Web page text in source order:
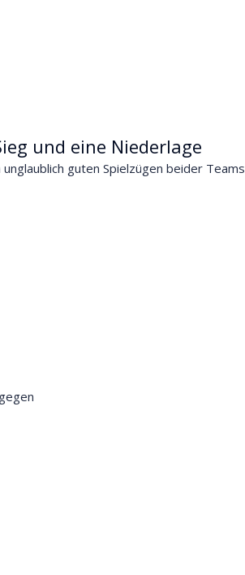
und eine Niederlage
guten Spielzügen beider Teams